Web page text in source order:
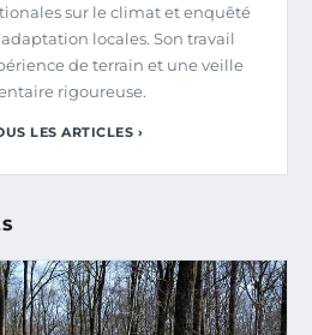
sur le climat et enquêté
locales. Son travail
de terrain et une veille
rigoureuse.
LES ARTICLES ›